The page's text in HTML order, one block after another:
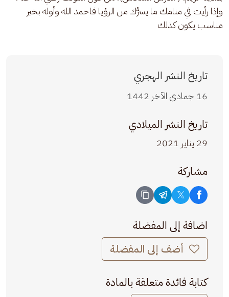
وإذا رأيت في منامك ما يسرُّك من الرؤيا فاحمد الله وأوله بخير
مناسب يكون كذلك
تاريخ النشر الهجري
16 جمادى الآخر 1442
تاريخ النشر الميلادي
29 يناير 2021
مشاركة
اضافة إلى المفضلة
أضف إلى المفضلة
كتابة فائدة متعلقة بالمادة